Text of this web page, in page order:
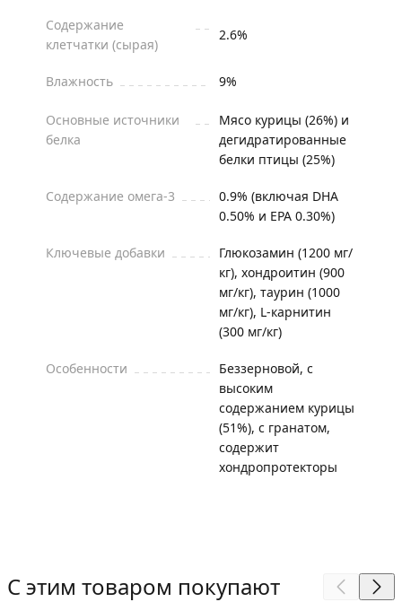
Содержание
клетчатки (сырая)
2.6%
Влажность 9%
Основные источники
белка
Мясо курицы (26%) и
дегидратированные
белки птицы (25%)
Содержание омега-3
0.9% (включая DHA
0.50% и EPA 0.30%)
Ключевые добавки
Глюкозамин (1200 мг/
кг), хондроитин (900
мг/кг), таурин (1000
мг/кг), L-карнитин
(300 мг/кг)
Особенности
Беззерновой, с
высоким
содержанием курицы
(51%), с гранатом,
содержит
хондропротекторы
С этим товаром покупают